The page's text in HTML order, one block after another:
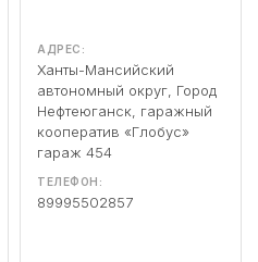
АДРЕС:
Ханты-Мансийский
автономный округ, Город
Нефтеюганск, гаражный
кооператив «Глобус»
гараж 454
ТЕЛЕФОН:
89995502857